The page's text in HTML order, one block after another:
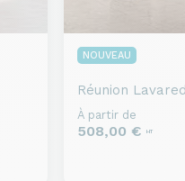
NOUVEAU
Réunion
À partir de
508,00 € HT